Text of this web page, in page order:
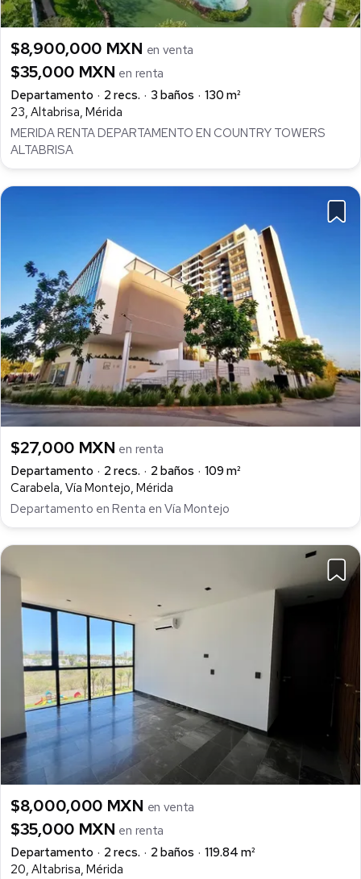
$8,900,000 MXN en venta
$35,000 MXN en renta
Departamento
2 recs. 3 baños
130 m²
23, Altabrisa, Mérida
MERIDA RENTA DEPARTAMENTO EN COUNTRY TOWERS
ALTABRISA
$27,000 MXN en renta
Departamento
2 recs. 2 baños
109 m²
Carabela, Vía Montejo, Mérida
Departamento en Renta en Vía Montejo
$8,000,000 MXN en venta
$35,000 MXN en renta
Departamento
2 recs. 2 baños
119.84 m²
20, Altabrisa, Mérida